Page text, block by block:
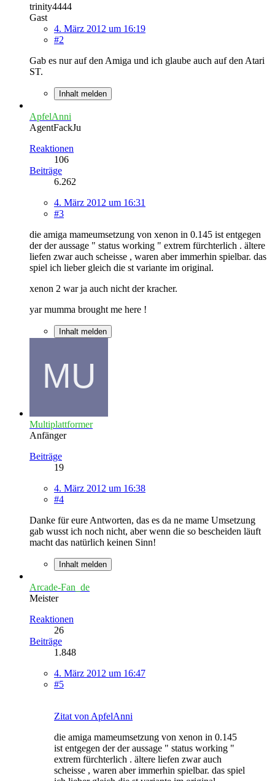
trinity4444
Gast
4. März 2012 um 16:19
#2
Gab es nur auf den Amiga und ich glaube auch auf den Atari
ST.
Inhalt melden
ApfelAnni
AgentFackJu
Reaktionen
106
Beiträge
6.262
4. März 2012 um 16:31
#3
die amiga mameumsetzung von xenon in 0.145 ist entgegen
der der aussage " status working " extrem fürchterlich . ältere
liefen zwar auch scheisse , waren aber immerhin spielbar. das
spiel ich lieber gleich die st variante im original.
xenon 2 war ja auch nicht der kracher.
yar mumma brought me here !
Inhalt melden
Multiplattformer
Anfänger
Beiträge
19
4. März 2012 um 16:38
#4
Danke für eure Antworten, das es da ne mame Umsetzung
gab wusst ich noch nicht, aber wenn die so bescheiden läuft
macht das natürlich keinen Sinn!
Inhalt melden
Arcade-Fan_de
Meister
Reaktionen
26
Beiträge
1.848
4. März 2012 um 16:47
#5
Zitat von ApfelAnni
die amiga mameumsetzung von xenon in 0.145
ist entgegen der der aussage " status working "
extrem fürchterlich . ältere liefen zwar auch
scheisse , waren aber immerhin spielbar. das spiel